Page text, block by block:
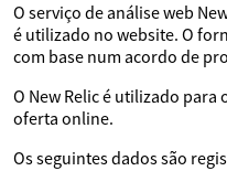
O serviço de análise web
é utilizado no website. O
com base num acordo de
O New Relic é utilizado
oferta online.
Os seguintes dados são